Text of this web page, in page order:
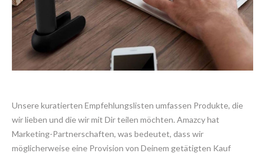
Unsere kuratierten Empfehlungslisten umfassen Produkte, die
wir lieben und die wir mit Dir teilen möchten. Amazcy hat
Marketing-Partnerschaften, was bedeutet, dass wir
möglicherweise eine Provision von Deinem getätigten Kauf